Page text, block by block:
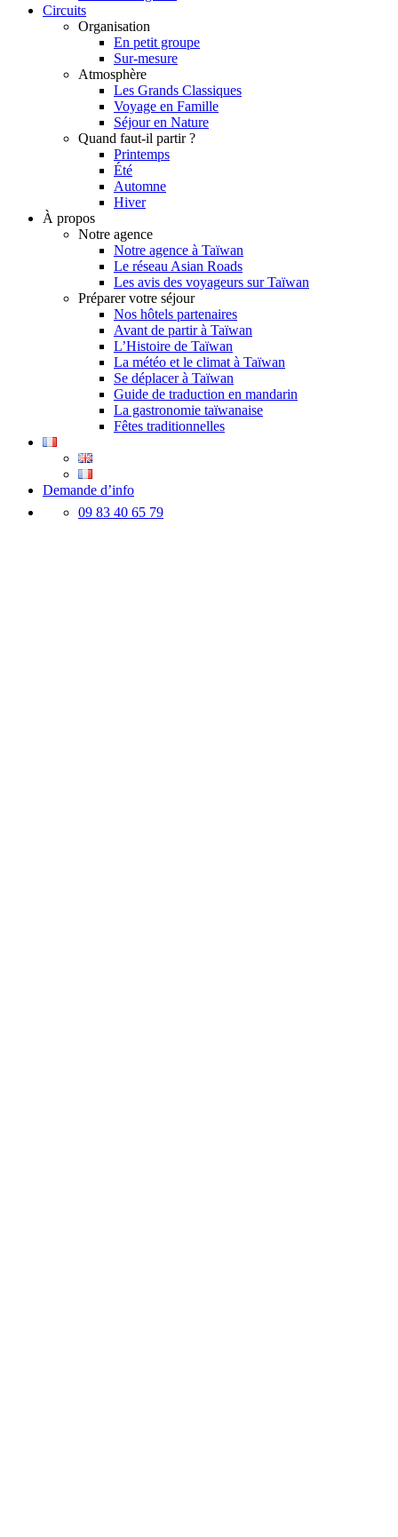
Circuits
Organisation
En petit groupe
Sur-mesure
Atmosphère
Les Grands Classiques
Voyage en Famille
Séjour en Nature
Quand faut-il partir ?
Printemps
Été
Automne
Hiver
À propos
Notre agence
Notre agence à Taïwan
Le réseau Asian Roads
Les avis des voyageurs sur Taïwan
Préparer votre séjour
Nos hôtels partenaires
Avant de partir à Taïwan
L’Histoire de Taïwan
La météo et le climat à Taïwan
Se déplacer à Taïwan
Guide de traduction en mandarin
La gastronomie taïwanaise
Fêtes traditionnelles
Demande d’info
09 83 40 65 79